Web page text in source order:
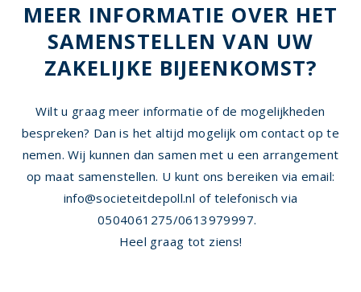
MEER INFORMATIE OVER HET
SAMENSTELLEN VAN UW
ZAKELIJKE BIJEENKOMST?
Wilt u graag meer informatie of de mogelijkheden
bespreken? Dan is het altijd mogelijk om contact op te
nemen. Wij kunnen dan samen met u eenarrangement
op maat samenstellen. U kunt ons bereiken via email:
info@societeitdepoll.nl of telefonisch via
0504061275/0613979997.
Heel graag tot ziens!